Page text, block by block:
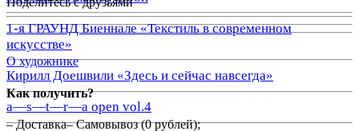
1-я ГРАУНД Биеннале «Текстиль в современном
искусстве»
Кирилл Доешвили «Здесь и сейчас навсегда»
a—s—t—r—a open vol.4
О художнике
Как получить?
– Доставка– Самовывоз (0 рублей);